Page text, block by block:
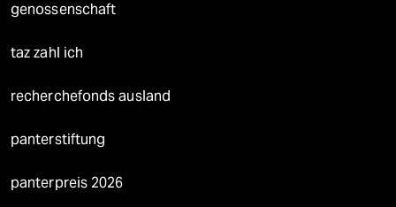
genossenschaft
taz zahl ich
recherchefonds ausland
panterstiftung
panterpreis 2026